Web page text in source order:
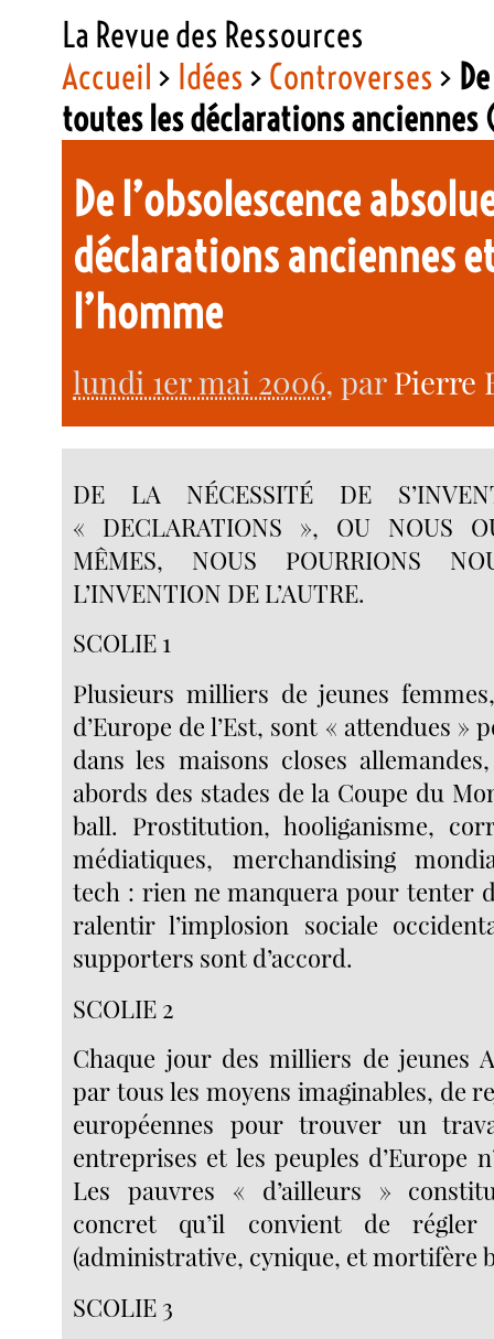
La Revue des Ressources
Accueil > Idées > Controverses >
toutes les déclarations
De l’obsolescence
déclarations anciennes
l’homme
lundi 1er mai 2006, parPierre
DE LA NÉCESSITÉ DE
« DECLARATIONS », OU NOUS
MÊMES, NOUS POURRIONS
L’INVENTION DE L’AUTRE.
SCOLIE 1
Plusieurs milliers de jeunes
d’Europe de l’Est, sont « attendues »
dans les maisons closes
abords des stades de la Coupe du
ball. Prostitution, hooliganisme,
médiatiques, merchandising
tech : rien ne manquera pour tenter
ralentir l’implosion sociale
supporters sont d’accord.
SCOLIE 2
Chaque jour des milliers de jeunes
par tous les moyens imaginables, de
européennes pour trouver un
entreprises et les peuples d’Europe
Les pauvres « d’ailleurs »
concret qu’il convient de
(administrative, cynique, et mortifère
SCOLIE 3